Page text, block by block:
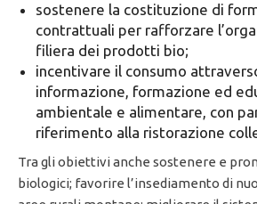
sostenere la costituzione di
contrattuali per rafforzare
filiera dei prodotti bio;
incentivare il consumo
informazione, formazione ed
ambientale e alimentare, con
riferimento alla ristorazione
Tra gli obiettivi anche sostenere e
biologici; favorire l’insediamento di